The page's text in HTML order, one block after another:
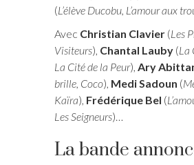
(L’élève Ducobu, L’amour aux
Avec Christian Clavier (Les
Visiteurs), Chantal Lauby (La
La Cité de la Peur), Ary
brille, Coco), Medi Sadoun (
Kaïra), Frédérique Bel (
Les Seigneurs)…
La bande